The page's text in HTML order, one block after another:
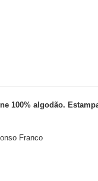
100% algodão.
Franco